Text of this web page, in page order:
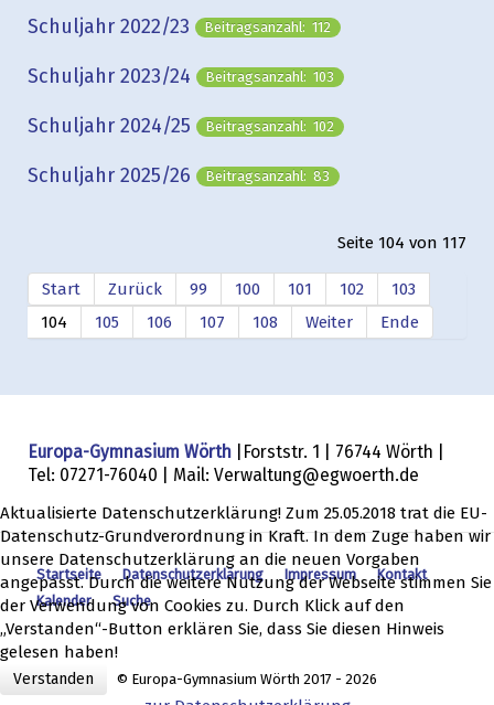
Schuljahr 2022/23 Beitragsanzahl: 112
Schuljahr 2023/24 Beitragsanzahl: 103
Schuljahr 2024/25 Beitragsanzahl: 102
Schuljahr 2025/26 Beitragsanzahl: 83
Seite 104 von 117
Start Zurück 99 100 101 102
103
104
105 106 107 108 Weiter Ende
Europa-Gymnasium Wörth |Forststr. 1 | 76744 Wörth |
Tel: 07271-76040 | Mail: Verwaltung@egwoerth.de
Startseite Datenschutzerklärung Impressum
Kontakt
Kalender
Suche
© Europa-Gymnasium Wörth 2017 - 2026
Aktualisierte Datenschutzerklärung! Zum 25.05.2018 trat die EU-
Datenschutz-Grundverordnung in Kraft. In dem Zuge haben wir
unsere Datenschutzerklärung an die neuen Vorgaben
angepasst. Durch die weitere Nutzung der Webseite stimmen Sie
der Verwendung von Cookies zu. Durch Klick auf den
„Verstanden“-Button erklären Sie, dass Sie diesen Hinweis
gelesen haben!
Verstanden